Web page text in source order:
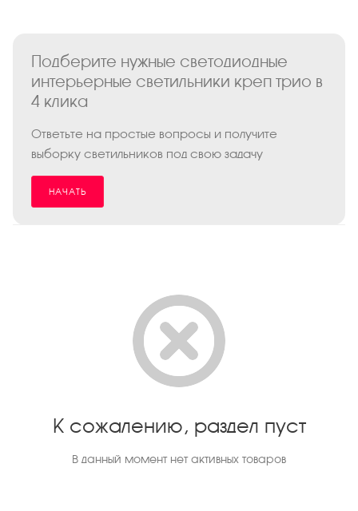
Подберите нужные светодиодные
интерьерные светильники креп трио в
4 клика
Ответьте на простые вопросы и получите
выборку светильников под свою задачу
НАЧАТЬ
К сожалению, раздел пуст
В данный момент нет активных товаров